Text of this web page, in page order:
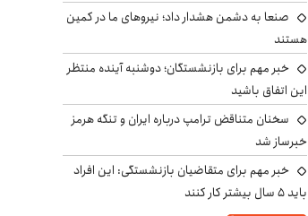
صنعا به دشمن هشدار داد؛ نیروهای ما در کمین
هستند
خبر مهم برای بازنشستگان؛ دوشنبه آینده منتظر
این اتفاق باشید
سخنان متناقض ترامپ درباره ایران و تنگه هرمز
خبرساز شد
خبر مهم برای متقاضیان بازنشستگی: این افراد
باید ۵ سال بیشتر کار کنند